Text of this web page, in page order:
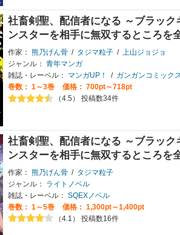
社畜剣聖、配信者になる ～ブラッ
ンスターを相手に無双するところを
作家： 熊乃げん骨 / タジマ粒子 /
上山ジョジョ
ジャンル： 青年マンガ
雑誌・レーベル：
マンガUP！ / ガンガンコミック
巻数： 1～3巻
価格： 700pt～718pt
（4.5） 投稿数34件
社畜剣聖、配信者になる ～ブラッ
ンスターを相手に無双するところを
作家： 熊乃げん骨 / タジマ粒子
ジャンル：
ライトノベル
雑誌・レーベル： SQEXノベル
巻数： 1～5巻
価格： 1,300pt～1,400pt
（4.1） 投稿数16件